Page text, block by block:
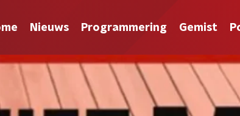
Nieuws Programmering Gemist